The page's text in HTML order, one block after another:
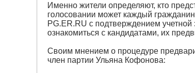
Именно жители определяют, кто
голосовании может каждый
PG.ER.RU с подтверждением
ознакомиться с кандидатами, их
Своим мнением о процедуре
член партии Ульяна Кофонова: